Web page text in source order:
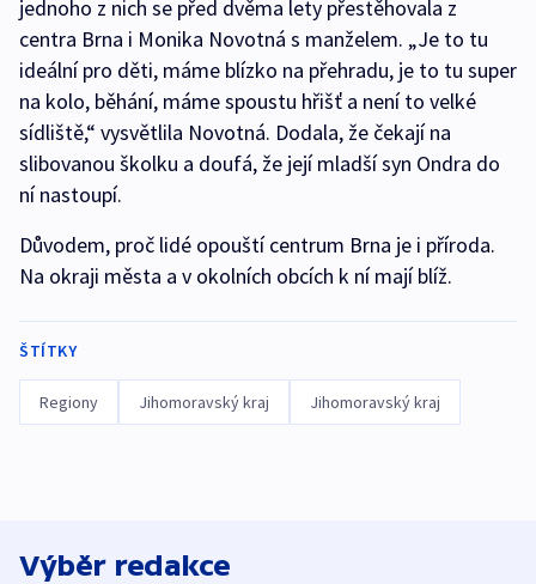
jednoho z nich se před dvěma lety přestěhovala z
centra Brna i Monika Novotná s manželem. „Je to tu
ideální pro děti, máme blízko na přehradu, je to tu super
na kolo, běhání, máme spoustu hřišť a není to velké
sídliště,“ vysvětlila Novotná. Dodala, že čekají na
slibovanou školku a doufá, že její mladší syn Ondra do
ní nastoupí.
Důvodem, proč lidé opouští centrum Brna je i příroda.
Na okraji města a v okolních obcích k ní mají blíž.
ŠTÍTKY
Regiony Jihomoravský kraj Jihomoravský kraj
Výběr redakce